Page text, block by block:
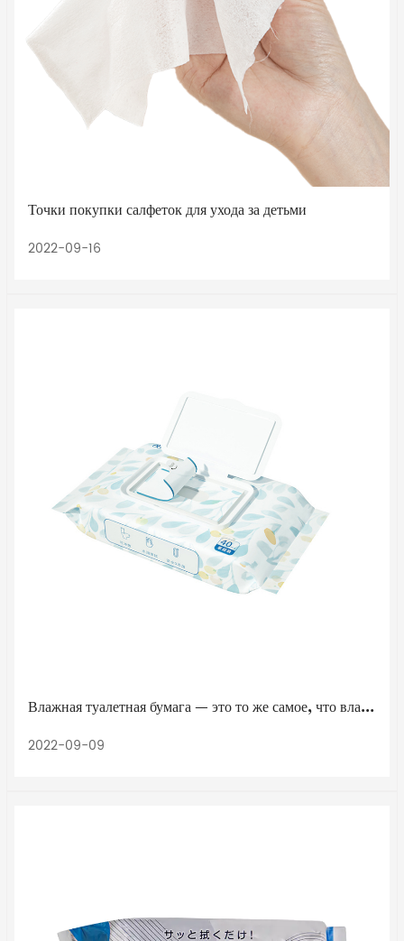
Точки покупки салфеток для ухода за детьми
2022-09-16
Влажная туалетная бумага — это то же самое, что влажные салфетки?
2022-09-09